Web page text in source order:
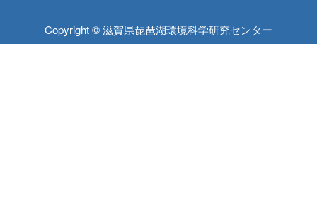
Copyright © 滋賀県琵琶湖環境科学研究センター